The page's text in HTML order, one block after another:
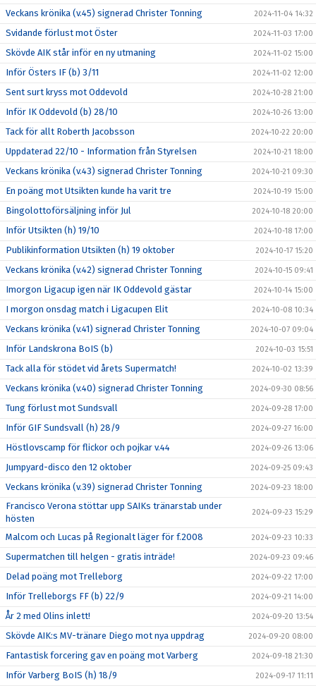
Veckans krönika (v.45) signerad Christer Tonning 2024-11-04 14:32
Svidande förlust mot Öster 2024-11-03 17:00
Skövde AIK står inför en ny utmaning 2024-11-02 15:00
Inför Östers IF (b) 3/11 2024-11-02 12:00
Sent surt kryss mot Oddevold 2024-10-28 21:00
Inför IK Oddevold (b) 28/10 2024-10-26 13:00
Tack för allt Roberth Jacobsson 2024-10-22 20:00
Uppdaterad 22/10 - Information från Styrelsen 2024-10-21 18:00
Veckans krönika (v.43) signerad Christer Tonning 2024-10-21 09:30
En poäng mot Utsikten kunde ha varit tre 2024-10-19 15:00
Bingolottoförsäljning inför Jul 2024-10-18 20:00
Inför Utsikten (h) 19/10 2024-10-18 17:00
Publikinformation Utsikten (h) 19 oktober 2024-10-17 15:20
Veckans krönika (v.42) signerad Christer Tonning 2024-10-15 09:41
Imorgon Ligacup igen när IK Oddevold gästar 2024-10-14 15:00
I morgon onsdag match i Ligacupen Elit 2024-10-08 10:34
Veckans krönika (v.41) signerad Christer Tonning 2024-10-07 09:04
Inför Landskrona BoIS (b) 2024-10-03 15:51
Tack alla för stödet vid årets Supermatch! 2024-10-02 13:39
Veckans krönika (v.40) signerad Christer Tonning 2024-09-30 08:56
Tung förlust mot Sundsvall 2024-09-28 17:00
Inför GIF Sundsvall (h) 28/9 2024-09-27 16:00
Höstlovscamp för flickor och pojkar v.44 2024-09-26 13:06
Jumpyard-disco den 12 oktober 2024-09-25 09:43
Veckans krönika (v.39) signerad Christer Tonning 2024-09-23 18:00
Francisco Verona stöttar upp SAIKs tränarstab under
hösten
2024-09-23 15:29
Malcom och Lucas på Regionalt läger för f.2008 2024-09-23 10:33
Supermatchen till helgen - gratis inträde! 2024-09-23 09:46
Delad poäng mot Trelleborg 2024-09-22 17:00
Inför Trelleborgs FF (b) 22/9 2024-09-21 14:00
År 2 med Olins inlett! 2024-09-20 13:54
Skövde AIK:s MV-tränare Diego mot nya uppdrag 2024-09-20 08:00
Fantastisk forcering gav en poäng mot Varberg 2024-09-18 21:30
Inför Varberg BoIS (h) 18/9 2024-09-17 11:11